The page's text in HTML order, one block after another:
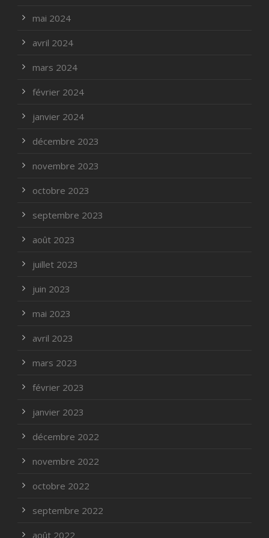
mai 2024
avril 2024
mars 2024
février 2024
janvier 2024
décembre 2023
novembre 2023
octobre 2023
septembre 2023
août 2023
juillet 2023
juin 2023
mai 2023
avril 2023
mars 2023
février 2023
janvier 2023
décembre 2022
novembre 2022
octobre 2022
septembre 2022
août 2022